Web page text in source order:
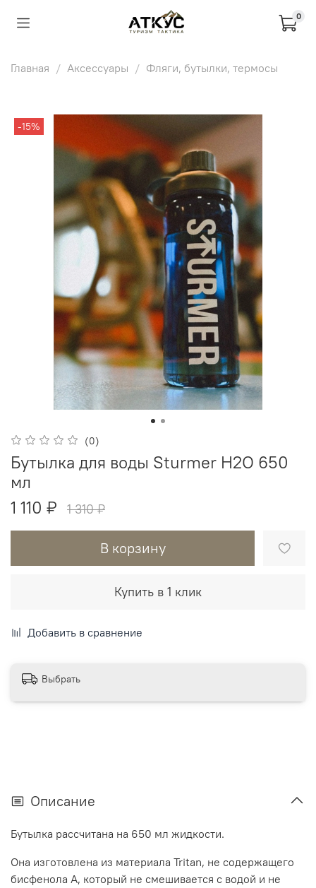
0
Главная Аксессуары Фляги, бутылки, термосы
-15%
(0)
Бутылка для воды Sturmer H2O 650
мл
1 110 ₽
1 310 ₽
В корзину
Купить в 1 клик
Добавить в сравнение
Выбрать
Описание
Бутылка рассчитана на 650 мл жидкости.
Она изготовлена из материала Tritan, не содержащего
бисфенола А, который не смешивается с водой и не